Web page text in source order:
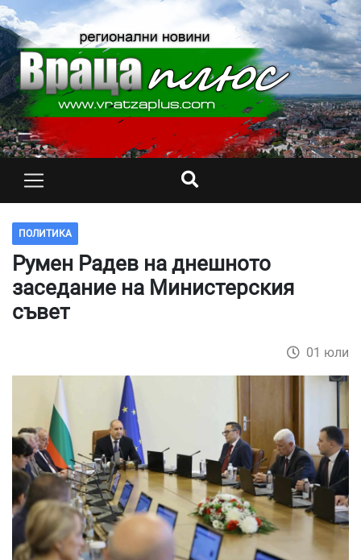
ПОЛИТИКА
Румен Радев на днешното
заседание на Министерския
съвет
01 юли